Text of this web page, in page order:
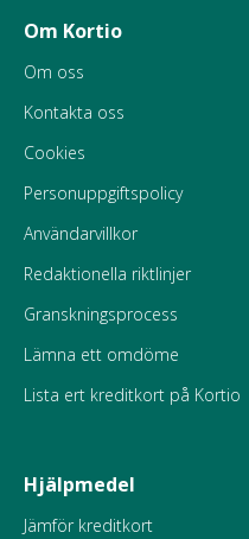
Om Kortio
Om oss
Kontakta oss
Cookies
Personuppgiftspolicy
Användarvillkor
Redaktionella riktlinjer
Granskningsprocess
Lämna ett omdöme
Lista ert kreditkort på Kortio
Hjälpmedel
Jämför kreditkort